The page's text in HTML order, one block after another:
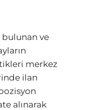
bulunan ve
merkez
ilan
alınarak